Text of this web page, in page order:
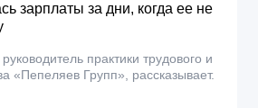
зарплаты за дни, когда ее не
практики трудового и
«Пепеляев Групп», рассказывает.